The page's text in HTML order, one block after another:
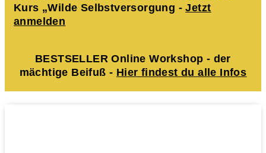
Kurs „Wilde Selbstversorgung -Jetzt
anmelden
BESTSELLER Online Workshop - der
mächtige Beifuß - Hier findest du alle Infos